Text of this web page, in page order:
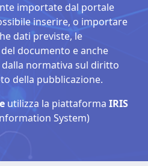
importate dal portale
inserire, o importare
dati previste, le
documento e anche
normativa sul diritto
della pubblicazione.
utilizza la piattaforma IRIS
System)